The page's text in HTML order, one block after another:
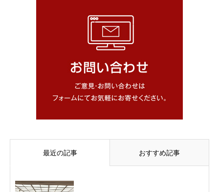
最近の記事 おすすめ記事